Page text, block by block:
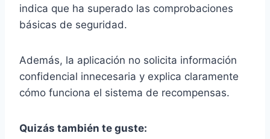
indica que ha superado las comprobaciones
básicas de seguridad.
Además, la aplicación no solicita información
confidencial innecesaria y explica claramente
cómo funciona el sistema de recompensas.
Quizás también te guste: